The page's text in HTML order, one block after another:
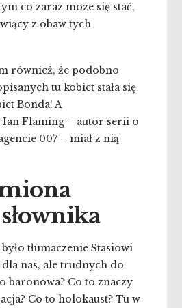
co zaraz może się stać,
z obaw tych
również, że podobno
tu kobiet stała się
Bonda! A
Flaming – autor serii o
007 – miał z nią
tłumaczenie Stasiowi
nas, ale trudnych do
baronowa? Co to znaczy
Co to holokaust? Tu w